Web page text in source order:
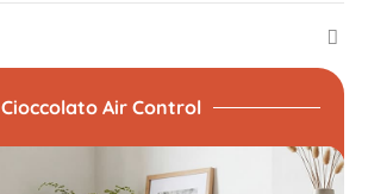
Cioccolato Air Control